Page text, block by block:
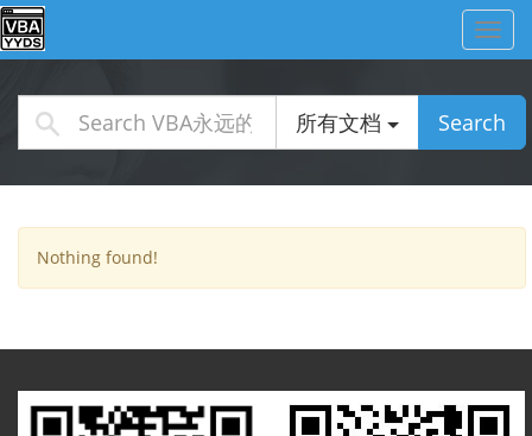
所有文档 Search
Nothing found!